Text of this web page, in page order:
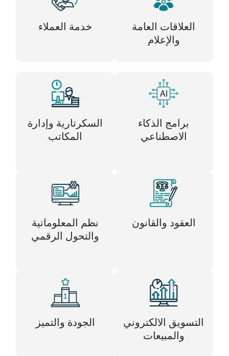
العلاقات العامة
والإعلام
خدمة العملاء
برامج الذكاء
الاصطناعي
السكرتارية وإدارة
المكاتب
العقود والقانون
نظم المعلوماتية
والتحول الرقمي
التسويق الالكتروني
والمبيعات
الجودة والتميز